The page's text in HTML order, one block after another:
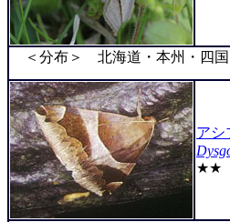
＜分布＞ 北海道・本州・四国
アシ
★★